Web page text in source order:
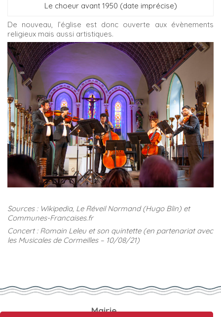
Le choeur avant 1950 (date imprécise)
De nouveau, l’église est donc ouverte aux évènements
religieux mais aussi artistiques.
Sources : Wikipedia, Le Réveil Normand (Hugo Blin) et
Communes-Francaises.fr
Concert : Romain Leleu et son quintette (en partenariat avec
les Musicales de Cormeilles – 10/08/21)
Mairie